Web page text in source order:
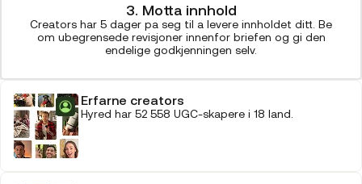
3. Motta innhold
Creators har 5 dager pa seg til a levere innholdet ditt. Be
om ubegrensede revisjoner innenfor briefen og gi den
endelige godkjenningen selv.
Erfarne creators
Hyred har 52 558 UGC-skapere i 18 land.